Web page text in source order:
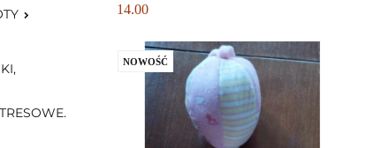
14.00
NOWOŚĆ